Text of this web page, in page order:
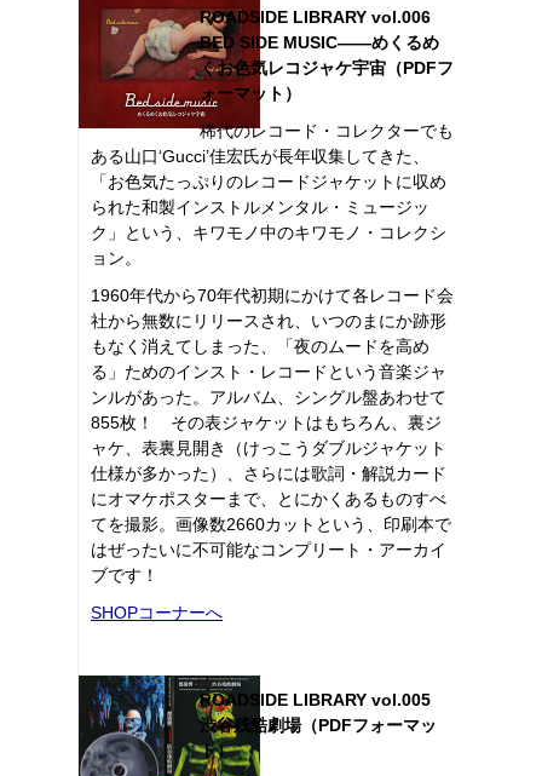
ROADSIDE LIBRARY vol.006
BED SIDE MUSIC――めくるめ
くお色気レコジャケ宇宙（PDFフ
ォーマット）
稀代のレコード・コレクターでも
ある山口‘Gucci’佳宏氏が長年収集してきた、
「お色気たっぷりのレコードジャケットに収め
られた和製インストルメンタル・ミュージッ
ク」という、キワモノ中のキワモノ・コレクシ
ョン。
1960年代から70年代初期にかけて各レコード会
社から無数にリリースされ、いつのまにか跡形
もなく消えてしまった、「夜のムードを高め
る」ためのインスト・レコードという音楽ジャ
ンルがあった。アルバム、シングル盤あわせて
855枚！ その表ジャケットはもちろん、裏ジ
ャケ、表裏見開き（けっこうダブルジャケット
仕様が多かった）、さらには歌詞・解説カード
にオマケポスターまで、とにかくあるものすべ
てを撮影。画像数2660カットという、印刷本で
はぜったいに不可能なコンプリート・アーカイ
ブです！
SHOPコーナーへ
ROADSIDE LIBRARY vol.005
渋谷残酷劇場（PDFフォーマッ
ト）